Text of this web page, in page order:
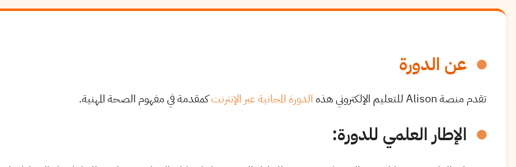
عن الدورة
تقدم منصةAlisonللتعليم الإلكتروني هذهالدورة المجانية عبر الإنترنتكمقدمة في مفهوم الصحة المهنية.
الإطار العلمي للدورة: